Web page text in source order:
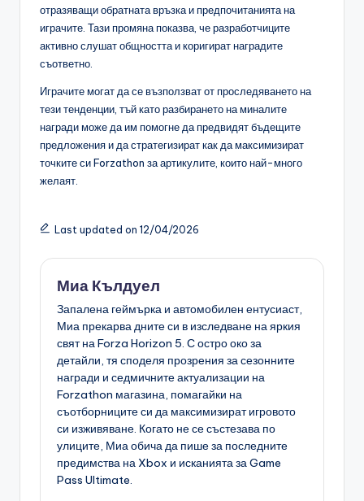
отразяващи обратната връзка и предпочитанията на
играчите. Тази промяна показва, че разработчиците
активно слушат общността и коригират наградите
съответно.
Играчите могат да се възползват от проследяването на
тези тенденции, тъй като разбирането на миналите
награди може да им помогне да предвидят бъдещите
предложения и да стратегизират как да максимизират
точките си Forzathon за артикулите, които най-много
желаят.
Last updated on 12/04/2026
Миа Кълдуел
Запалена геймърка и автомобилен ентусиаст,
Миа прекарва дните си в изследване на яркия
свят на Forza Horizon 5. С остро око за
детайли, тя споделя прозрения за сезонните
награди и седмичните актуализации на
Forzathon магазина, помагайки на
съотборниците си да максимизират игровото
си изживяване. Когато не се състезава по
улиците, Миа обича да пише за последните
предимства на Xbox и исканията за Game
Pass Ultimate.